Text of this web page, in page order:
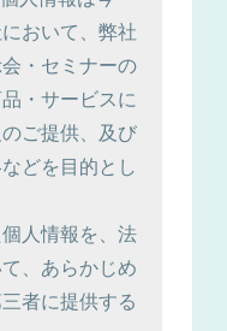
おいて、弊社
・セミナーの
・サービスに
ご提供、及び
どを目的とし
人情報を、法
、あらかじめ
者に提供する